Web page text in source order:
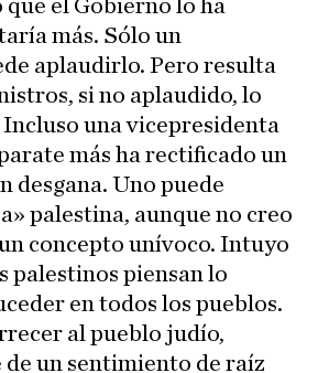
el Gobierno lo ha
más. Sólo un
aplaudirlo. Pero resulta
si no aplaudido, lo
una vicepresidenta
más ha rectificado un
desgana. Uno puede
palestina, aunque no creo
concepto unívoco. Intuyo
palestinos piensan lo
en todos los pueblos.
al pueblo judío,
de un sentimiento de raíz